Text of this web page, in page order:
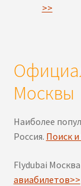
>>
Москвы
Наиболее
Россия. Поиск
Flydubai
авиабилетов>>